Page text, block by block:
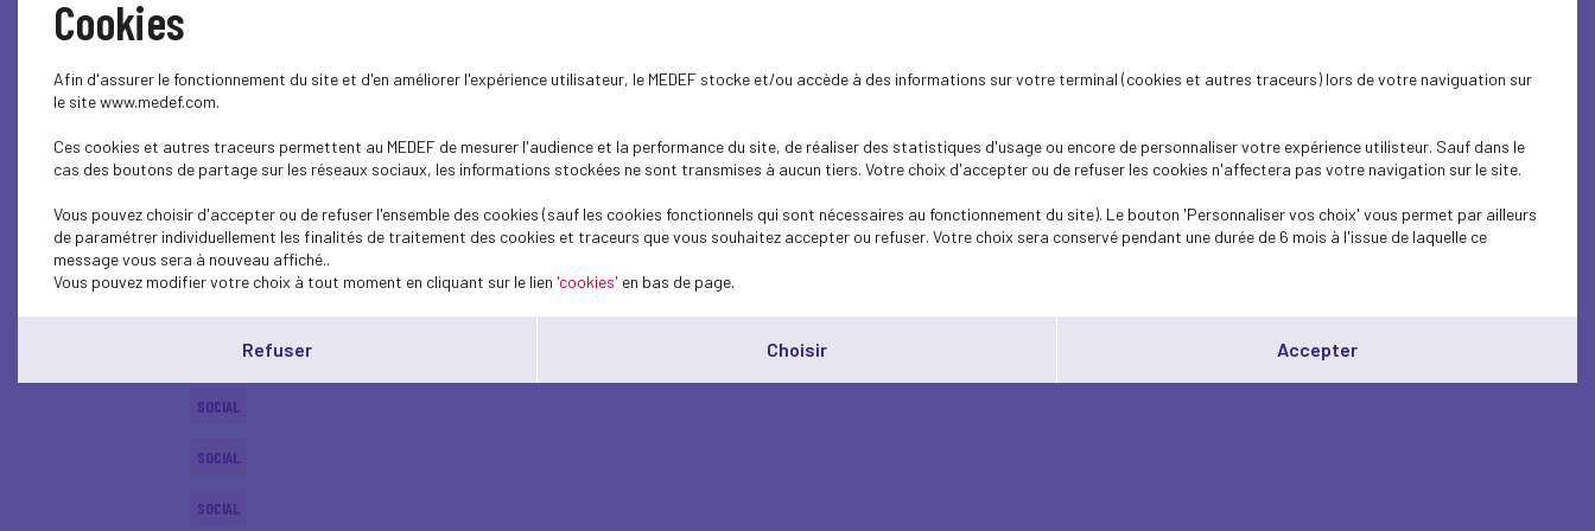
ECONOMY
SOCIAL
SOCIAL
SOCIAL
SOCIAL
SOCIAL
Cookies
Afin d'assurer le fonctionnement du site et d'en améliorer l'expérience utilisateur, le MEDEF stocke et/ou accède à des informations sur votre terminal (cookies et autres traceurs) lors de votre naviguation sur
le site www.medef.com.
Ces cookies et autres traceurs permettent au MEDEF de mesurer l'audience et la performance du site, de réaliser des statistiques d'usage ou encore de personnaliser votre expérience utilisteur. Sauf dans le
cas des boutons de partage sur les réseaux sociaux, les informations stockées ne sont transmises à aucun tiers. Votre choix d'accepter ou de refuser les cookies n'affectera pas votre navigation sur le site.
Vous pouvez choisir d'accepter ou de refuser l'ensemble des cookies (sauf les cookies fonctionnels qui sont nécessaires au fonctionnement du site). Le bouton 'Personnaliser vos choix' vous permet par ailleurs
de paramétrer individuellement les finalités de traitement des cookies et traceurs que vous souhaitez accepter ou refuser. Votre choix sera conservé pendant une durée de 6 mois à l'issue de laquelle ce
message vous sera à nouveau affiché..
Vous pouvez modifier votre choix à tout moment en cliquant sur le lien 'cookies' en bas de page.
Refuser Choisir Accepter